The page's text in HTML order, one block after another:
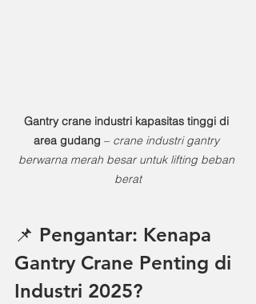
Gantry crane industri kapasitas tinggi di
area gudang – crane industri gantry
berwarna merah besar untuk lifting beban
berat
📌 Pengantar: Kenapa
Gantry Crane Penting di
Industri 2025?